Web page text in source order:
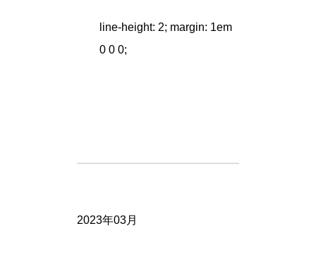
line-height: 2; margin: 1em
0 0 0;
2023年03月